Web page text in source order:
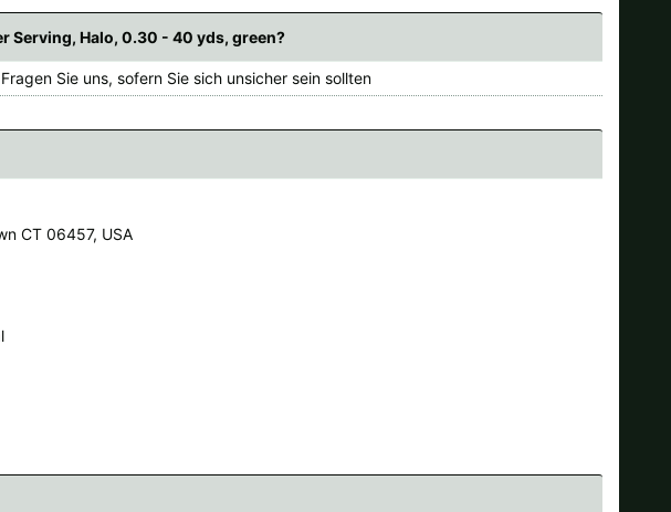
Serving, Halo, 0.30 - 40 yds, green?
Sie uns, sofern Sie sich unsicher sein sollten
CT 06457, USA